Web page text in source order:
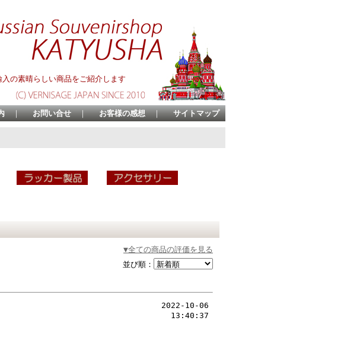
の素晴らしい商品をご紹介します
｜ お問い合せ ｜ お客様の感想 ｜ サイトマップ
▼全ての商品の評価を見る
並び順：
2022-10-06
13:40:37